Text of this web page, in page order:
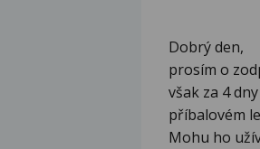
Dobrý den,
prosím o
však za 4
příbalovém
Mohu ho